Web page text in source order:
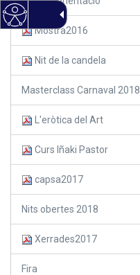
Mostra2016
Nit de la candela
Masterclass Carnaval 2018
L'eròtica del Art
Curs Iñaki Pastor
capsa2017
Nits obertes 2018
Xerrades2017
Fira